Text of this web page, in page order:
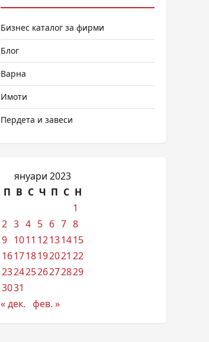
Бизнес каталог за фирми
Блог
Варна
Имоти
Пердета и завеси
януари 2023
П В С Ч П С Н
1
2 3 4 5 6 7 8
9 1011 12131415
161718192021 22
23242526272829
3031
« дек. фев. »